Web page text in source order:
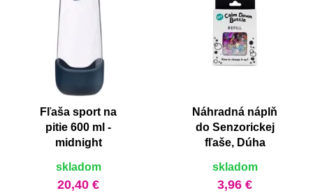
Fľaša sport na
pitie 600 ml -
midnight
skladom
20,40 €
Náhradná náplň
do Senzorickej
fľaše, Dúha
skladom
3,96 €